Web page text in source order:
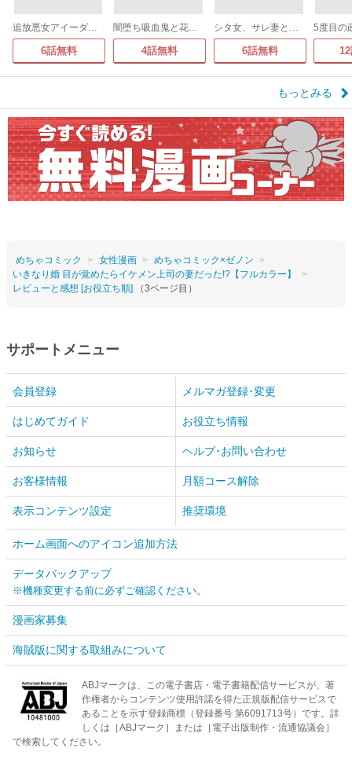
追放悪女アイーダの正義～死亡確定の悪役令嬢は夫の愛より改革を所望する～
6話無料
闇堕ち吸血鬼と花嫁のソアレ
4話無料
シタ女、サレ妻と入れ替わる～クズ夫に代理で復讐しまーす～
6話無料
もっとみる
めちゃコミック 女性漫画
めちゃコミック×ゼノン
いきなり婚 目が覚めたらイケメン上司の妻だった!?【フルカラー】
レビューと感想 [お役立ち順] （3ページ目）
サポートメニュー
会員登録 メルマガ登録･変更
はじめてガイド お役立ち情報
お知らせ ヘルプ･お問い合わせ
お客様情報 月額コース解除
表示コンテンツ設定 推奨環境
ホーム画面へのアイコン追加方法
データバックアップ
※機種変更する前に必ずご確認ください。
漫画家募集
海賊版に関する取組みについて
ABJマークは、この電子書店・電子書籍配信サービスが、著
作権者からコンテンツ使用許諾を得た正規版配信サービスで
あることを示す登録商標（登録番号 第6091713号）です。詳
しくは［ABJマーク］または［電子出版制作・流通協議会］
で検索してください。